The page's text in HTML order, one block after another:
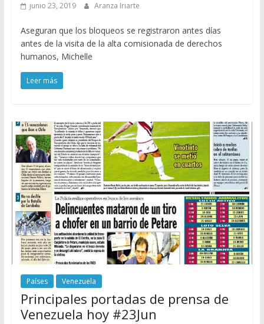
junio 23, 2019 Aranza Iriarte
Aseguran que los bloqueos se registraron antes días
antes de la visita de la alta comisionada de derechos
humanos, Michelle
Leer más
Países Venezuela
Principales portadas de prensa de
Venezuela hoy #23Jun